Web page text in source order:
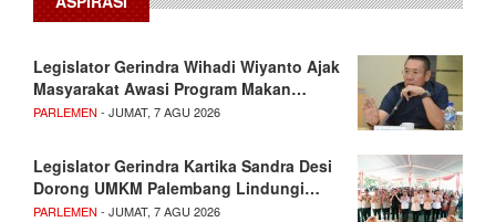
Legislator Gerindra Wihadi Wiyanto Ajak
Masyarakat Awasi Program Makan…
PARLEMEN - JUMAT, 7 AGU 2026
Legislator Gerindra Kartika Sandra Desi
Dorong UMKM Palembang Lindungi…
PARLEMEN - JUMAT, 7 AGU 2026